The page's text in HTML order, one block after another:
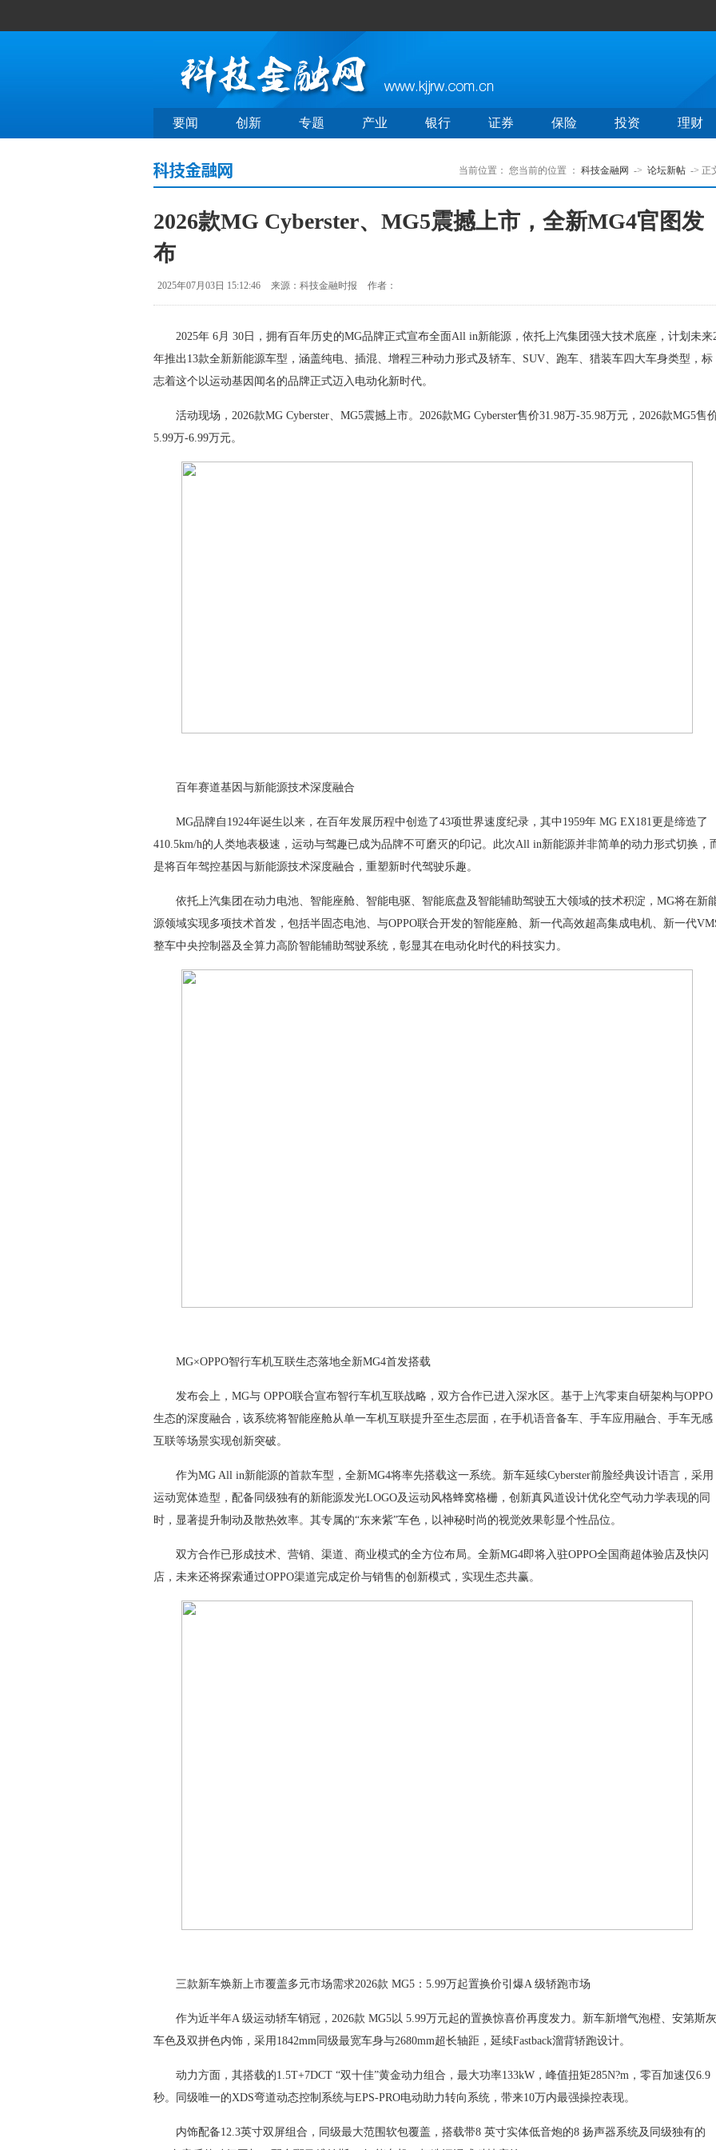
要闻 创新 专题 产业 银行 证券 保险 投资 理财
当前位置： 您当前的位置 ： 科技金融网 -> 论坛新帖 -> 正
2026款MG Cyberster、MG5震撼上市，全新MG4官图发
布
2025年07月03日 15:12:46 来源：科技金融时报 作者：
2025年 6月 30日，拥有百年历史的MG品牌正式宣布全面All in新能源，依托上汽集团强大技术底座，计划未来
年推出13款全新新能源车型，涵盖纯电、插混、增程三种动力形式及轿车、SUV、跑车、猎装车四大车身类型，标
志着这个以运动基因闻名的品牌正式迈入电动化新时代。
活动现场，2026款MG Cyberster、MG5震撼上市。2026款MG Cyberster售价31.98万-35.98万元，2026款MG5售
5.99万-6.99万元。
百年赛道基因与新能源技术深度融合
MG品牌自1924年诞生以来，在百年发展历程中创造了43项世界速度纪录，其中1959年 MG EX181更是缔造了
410.5km/h的人类地表极速，运动与驾趣已成为品牌不可磨灭的印记。此次All in新能源并非简单的动力形式切换，
是将百年驾控基因与新能源技术深度融合，重塑新时代驾驶乐趣。
依托上汽集团在动力电池、智能座舱、智能电驱、智能底盘及智能辅助驾驶五大领域的技术积淀，MG将在新
源领域实现多项技术首发，包括半固态电池、与OPPO联合开发的智能座舱、新一代高效超高集成电机、新一代
整车中央控制器及全算力高阶智能辅助驾驶系统，彰显其在电动化时代的科技实力。
MG×OPPO智行车机互联生态落地全新MG4首发搭载
发布会上，MG与 OPPO联合宣布智行车机互联战略，双方合作已进入深水区。基于上汽零束自研架构与OPPO
生态的深度融合，该系统将智能座舱从单一车机互联提升至生态层面，在手机语音备车、手车应用融合、手车无感
互联等场景实现创新突破。
作为MG All in新能源的首款车型，全新MG4将率先搭载这一系统。新车延续Cyberster前脸经典设计语言，采用
运动宽体造型，配备同级独有的新能源发光LOGO及运动风格蜂窝格栅，创新真风道设计优化空气动力学表现的同
时，显著提升制动及散热效率。其专属的“东来紫”车色，以神秘时尚的视觉效果彰显个性品位。
双方合作已形成技术、营销、渠道、商业模式的全方位布局。全新MG4即将入驻OPPO全国商超体验店及快闪
店，未来还将探索通过OPPO渠道完成定价与销售的创新模式，实现生态共赢。
三款新车焕新上市覆盖多元市场需求2026款 MG5：5.99万起置换价引爆A 级轿跑市场
作为近半年A 级运动轿车销冠，2026款 MG5以 5.99万元起的置换惊喜价再度发力。新车新增气泡橙、安第斯灰
车色及双拼色内饰，采用1842mm同级最宽车身与2680mm超长轴距，延续Fastback溜背轿跑设计。
动力方面，其搭载的1.5T+7DCT “双十佳”黄金动力组合，最大功率133kW，峰值扭矩285N?m，零百加速仅6.9
秒。同级唯一的XDS弯道动态控制系统与EPS-PRO电动助力转向系统，带来10万内最强操控表现。
内饰配备12.3英寸双屏组合，同级最大范围软包覆盖，搭载带8 英寸实体低音炮的8 扬声器系统及同级独有的